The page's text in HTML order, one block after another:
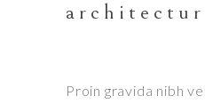
Proin gravida nibh